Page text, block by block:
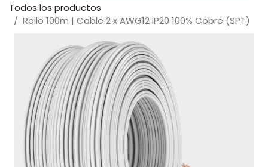
Todos los productos
Rollo 100m | Cable 2 x AWG12 IP20 100% Cobre (SPT)